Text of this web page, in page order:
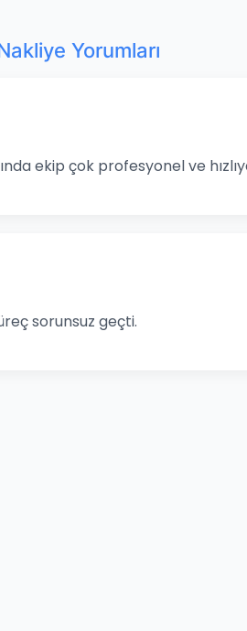
Yorumları
ekip çok profesyonel ve
sorunsuz geçti.